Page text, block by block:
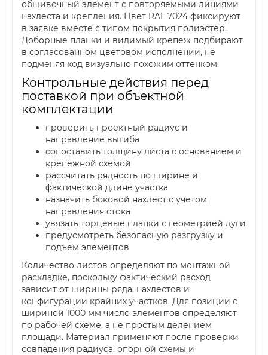
обшивочный элемент с повторяемыми линиями
нахлеста и крепления. Цвет RAL 7024 фиксируют
в заявке вместе с типом покрытия полиэстер.
Доборные планки и видимый крепеж подбирают
в согласованном цветовом исполнении, не
подменяя код визуально похожим оттенком.
Контрольные действия перед
поставкой при объектной
комплектации
проверить проектный радиус и
направление выгиба
сопоставить толщину листа с основанием и
крепежной схемой
рассчитать рядность по ширине и
фактической длине участка
назначить боковой нахлест с учетом
направления стока
увязать торцевые планки с геометрией дуги
предусмотреть безопасную разгрузку и
подъем элементов
Количество листов определяют по монтажной
раскладке, поскольку фактический расход
зависит от ширины ряда, нахлестов и
конфигурации крайних участков. Для позиции с
шириной 1000 мм число элементов определяют
по рабочей схеме, а не простым делением
площади. Материал применяют после проверки
совпадения радиуса, опорной схемы и